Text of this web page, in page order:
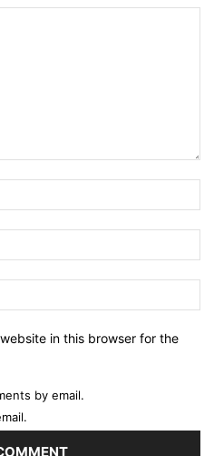
in this browser for the
by email.